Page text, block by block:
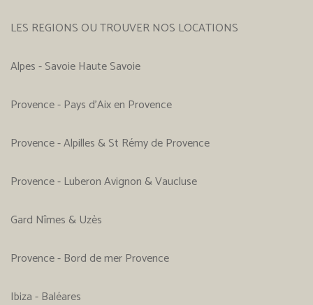
LES REGIONS OU TROUVER NOS LOCATIONS
Alpes - Savoie Haute Savoie
Provence - Pays d'Aix en Provence
Provence - Alpilles & St Rémy de Provence
Provence - Luberon Avignon & Vaucluse
Gard Nîmes & Uzès
Provence - Bord de mer Provence
Ibiza - Baléares